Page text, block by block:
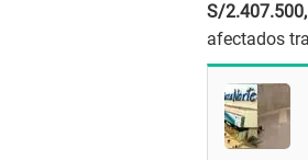
S/2.407.500,
afectados